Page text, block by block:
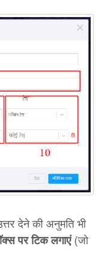
देने की अनुमति भी
पर टिक लगाएं(जो